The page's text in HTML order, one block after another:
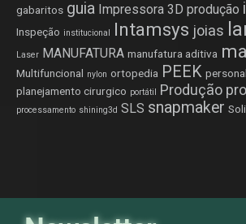
gabaritos guia Impressora 3D produção
Inspeção institucional Intamsys joias
Laser MANUFATURA manufatura aditiva
Multifuncional nylon ortopedia PEEK
planejamento cirurgico portátil Produção
processamento shining3d SLS snapmaker